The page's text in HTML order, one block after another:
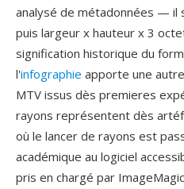
analysé de métadonnées — il
puis largeur x hauteur x 3
signification historique du
l'infographie apporte une
MTV issus dès premieres
rayons représentent dès
où le lancer de rayons est
académique au logiciel
pris en chargé par